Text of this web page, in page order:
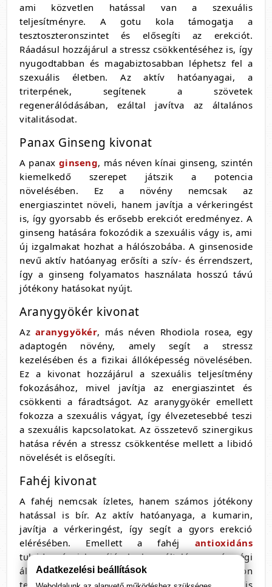
ami közvetlen hatással van a szexuális
teljesítményre. A gotu kola támogatja a
tesztoszteronszintet és elősegíti az erekciót.
Ráadásul hozzájárul a stressz csökkentéséhez is, így
nyugodtabban és magabiztosabban léphetsz fel a
szexuális életben. Az aktív hatóanyagai, a
triterpének, segítenek a szövetek
regenerálódásában, ezáltal javítva az általános
vitalitásodat.
Panax Ginseng kivonat
A panax ginseng, más néven kínai ginseng, szintén
kiemelkedő szerepet játszik a potencia
növelésében. Ez a növény nemcsak az
energiaszintet növeli, hanem javítja a vérkeringést
is, így gyorsabb és erősebb erekciót eredményez. A
ginseng hatására fokozódik a szexuális vágy is, ami
új izgalmakat hozhat a hálószobába. A ginsenoside
nevű aktív hatóanyag erősíti a szív- és érrendszert,
így a ginseng folyamatos használata hosszú távú
jótékony hatásokat nyújt.
Aranygyökér kivonat
Az aranygyökér, más néven Rhodiola rosea, egy
adaptogén növény, amely segít a stressz
kezelésében és a fizikai állóképesség növelésében.
Ez a kivonat hozzájárul a szexuális teljesítmény
fokozásához, mivel javítja az energiaszintet és
csökkenti a fáradtságot. Az aranygyökér emellett
fokozza a szexuális vágyat, így élvezetesebbé teszi
a szexuális kapcsolatokat. Az összetevő szinergikus
hatása révén a stressz csökkentése mellett a libidó
növelését is elősegíti.
Fahéj kivonat
A fahéj nemcsak ízletes, hanem számos jótékony
hatással is bír. Az aktív hatóanyaga, a kumarin,
javítja a vérkeringést, így segít a gyors erekció
elérésében. Emellett a fahéj antioxidáns
tulajdonságai hozzájárulnak az általános egészségi
állapot javításához. A fahéj serkenti a tesztoszteron
termelést, ami kulcsfontosságú a férfiak szexuális
Adatkezelési beállítások